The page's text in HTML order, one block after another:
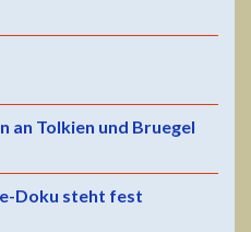
an Tolkien und Bruegel
Doku steht fest